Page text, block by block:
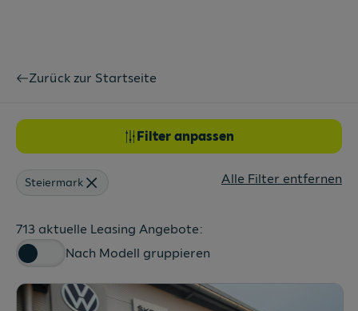
Zurück zur Startseite
Filter anpassen
Steiermark Alle Filter entfernen
713 aktuelle Leasing Angebote:
Nach Modell gruppieren